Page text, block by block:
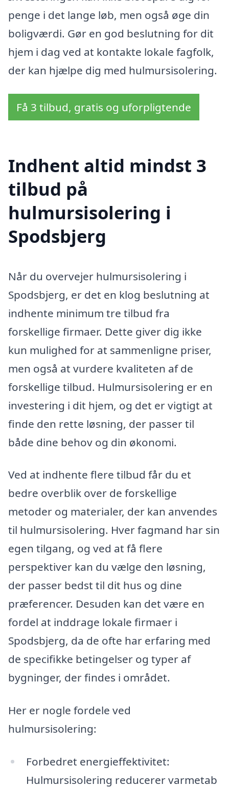
penge i det lange løb, men også øge din
boligværdi. Gør en god beslutning for dit
hjem i dag ved at kontakte lokale fagfolk,
der kan hjælpe dig med hulmursisolering.
Få 3 tilbud, gratis og uforpligtende
Indhent altid mindst 3
tilbud på
hulmursisolering i
Spodsbjerg
Når du overvejer hulmursisolering i
Spodsbjerg, er det en klog beslutning at
indhente minimum tre tilbud fra
forskellige firmaer. Dette giver dig ikke
kun mulighed for at sammenligne priser,
men også at vurdere kvaliteten af de
forskellige tilbud. Hulmursisolering er en
investering i dit hjem, og det er vigtigt at
finde den rette løsning, der passer til
både dine behov og din økonomi.
Ved at indhente flere tilbud får du et
bedre overblik over de forskellige
metoder og materialer, der kan anvendes
til hulmursisolering. Hver fagmand har sin
egen tilgang, og ved at få flere
perspektiver kan du vælge den løsning,
der passer bedst til dit hus og dine
præferencer. Desuden kan det være en
fordel at inddrage lokale firmaer i
Spodsbjerg, da de ofte har erfaring med
de specifikke betingelser og typer af
bygninger, der findes i området.
Her er nogle fordele ved
hulmursisolering:
Forbedret energieffektivitet:
Hulmursisolering reducerer varmetab